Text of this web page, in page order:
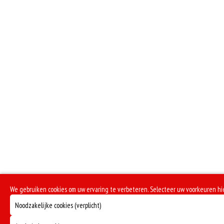
We gebruiken cookies om uw ervaring te verbeteren. Selecteer uw voorkeuren
Noodzakelijke cookies (verplicht)